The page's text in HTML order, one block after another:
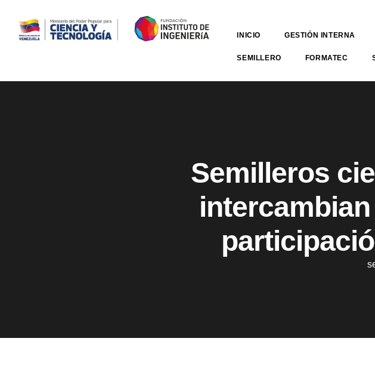
INICIO GESTIÓN INTERNA
SEMILLERO FORMATEC
Semilleros